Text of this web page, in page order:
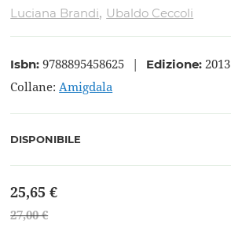
Luciana Brandi, Ubaldo Ceccoli
Isbn:9788895458625 | Edizione:2013
Collane:Amigdala
DISPONIBILE
25,65 €
27,00 €